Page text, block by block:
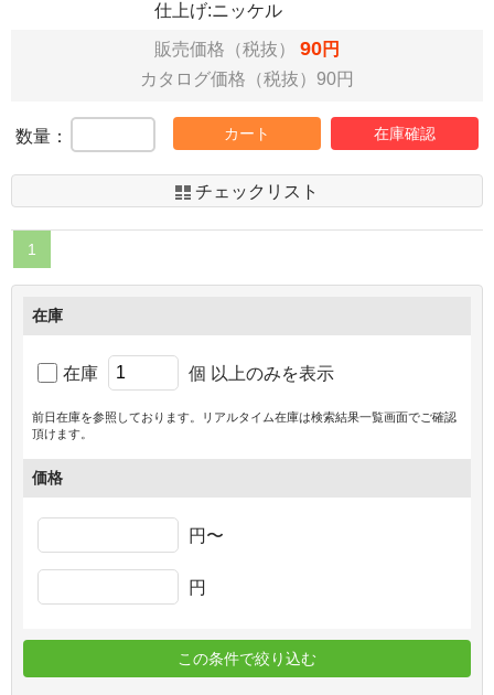
仕上げ:ニッケル
販売価格（税抜） 90円
カタログ価格（税抜）90円
数量： カート 在庫確認
チェックリスト
1
在庫
在庫 個 以上のみを表示
前日在庫を参照しております。リアルタイム在庫は検索結果一覧画面でご確認
頂けます。
価格
円〜
円
この条件で絞り込む